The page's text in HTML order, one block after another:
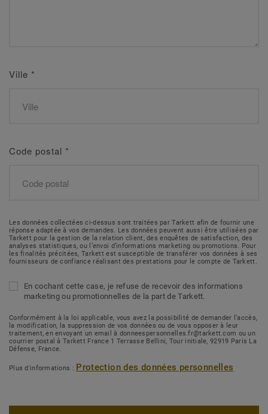
Ville *
Code postal *
Les données collectées ci-dessus sont traitées par Tarkett afin de fournir une
réponse adaptée à vos demandes. Les données peuvent aussi être utilisées par
Tarkett pour la gestion de la relation client, des enquêtes de satisfaction, des
analyses statistiques, ou l’envoi d’informations marketing ou promotions. Pour
les finalités précitées, Tarkett est susceptible de transférer vos données à ses
fournisseurs de confiance réalisant des prestations pour le compte de Tarkett.
En cochant cette case, je refuse de recevoir des informations
marketing ou promotionnelles de la part de Tarkett.
Conformément à la loi applicable, vous avez la possibilité de demander l’accès,
la modification, la suppression de vos données ou de vous opposer à leur
traitement, en envoyant un email à donneespersonnelles.fr@tarkett.com ou un
courrier postal à Tarkett France 1 Terrasse Bellini, Tour initiale, 92919 Paris La
Défense, France.
Plus d'informations : Protection des données personnelles